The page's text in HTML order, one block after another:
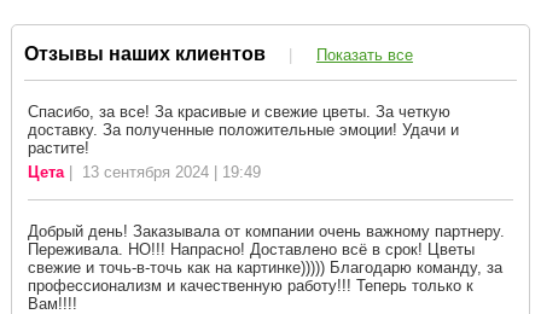
Отзывы наших клиентов | Показать все
Спасибо, за все! За красивые и свежие цветы. За четкую
доставку. За полученные положительные эмоции! Удачи и
растите!
Цета| 13 сентября 2024 | 19:49
Добрый день! Заказывала от компании очень важному партнеру.
Переживала. НО!!! Напрасно! Доставлено всё в срок! Цветы
свежие и точь-в-точь как на картинке))))) Благодарю команду, за
профессионализм и качественную работу!!! Теперь только к
Вам!!!!